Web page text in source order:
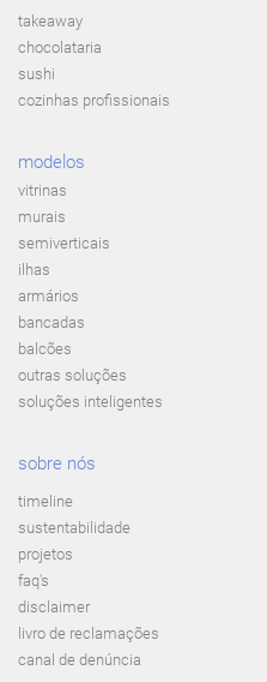
takeaway
chocolataria
sushi
cozinhas profissionais
modelos
vitrinas
murais
semiverticais
ilhas
armários
bancadas
balcões
outras soluções
soluções inteligentes
sobre nós
timeline
sustentabilidade
projetos
faq's
disclaimer
livro de reclamações
canal de denúncia